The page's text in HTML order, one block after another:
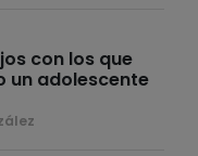
con los que
un adolescente